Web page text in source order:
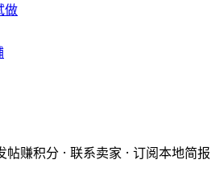
做
帖赚积分 · 联系卖家 · 订阅本地简报